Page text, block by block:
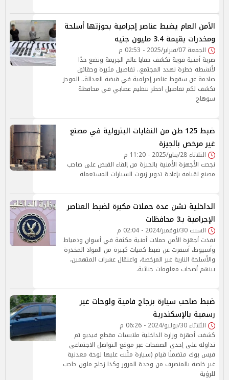
الأمن العام يضبط عناصر إجرامية بحوزتها أسلحة
ومخدرات بقيمة 3.4 مليون جنيه
الجمعة 07/فبراير/2025 - 02:53 م
ضربة أمنية قوية تكشف خفايا عالم الجريمة وتضع حدًا
لأنشطة خطرة تهدد المجتمع.. تفاصيل مثيرة وحقائق
صادمة عن سقوط عناصر إجرامية في قبضة العدالة.. الموجز
تكشف لكم تفاصيل اخطر تنظيم عصابي في محافظة
سوهاج
ضبط 125 طن من النفايات البترولية في مصنع
غير مرخص بالجيزة
الثلاثاء 28/يناير/2025 - 11:20 م
نجحت الأجهزة الأمنية بالجيزة من إلقاء القبض على صاحب
مصنع لقيامه بإعادة تدوير زيوت السيارات المستعملة
الداخلية تشن عدة حملات مكبرة لضبط العناصر
الإجرامية بـ3 محافظات
السبت 30/نوفمبر/2024 - 02:04 م
نفذت أجهزة الأمن حملات أمنية مكثفة في أسوان ودمياط
وأسيوط، أسفرت عن ضبط كميات كبيرة من المواد المخدرة
والأسلحة النارية غير المرخصة، واعتقال عشرات المتهمين،
بينهم أصحاب معلومات جنائية.
ضبط صاحب سيارة بزجاج فامية ولوحات غير
رسمية بالإسكندرية
الثلاثاء 30/يوليو/2024 - 06:26 م
كشفت أجهزة وزارة الداخلية ملابسات مقطع فيديو تم
تداوله على إحدى الصفحات عبر موقع التواصل الاجتماعى
فيس بوك متضمنًا قيام (سيارة مثّبت عليها لوحة معدنية
غير خاصة بالمنصرف من وحدة المرور وكذا زجاج ملون حاجب
للرؤية